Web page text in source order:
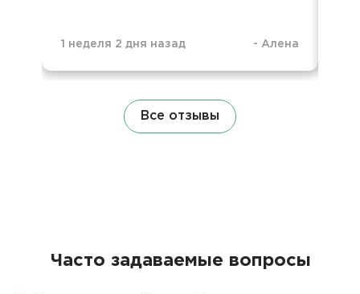
1 неделя 2 дня назад - Алена
Все отзывы
Часто задаваемые вопросы